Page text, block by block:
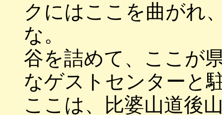
クにはここを曲がれ
な。
谷を詰めて、ここが
なゲストセンターと
ここは、比婆山道後